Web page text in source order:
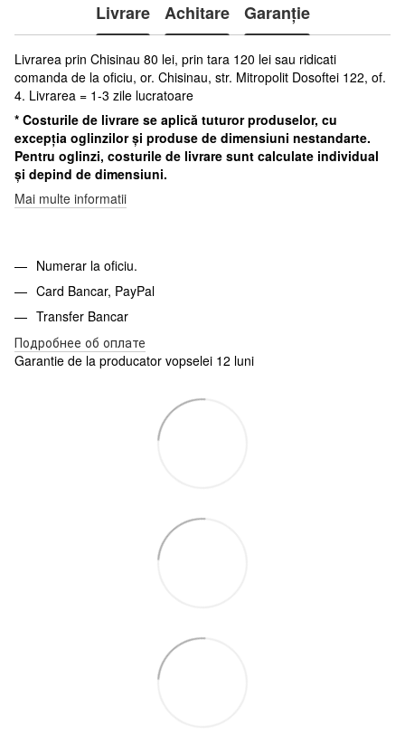
Livrare Achitare Garanție
Livrarea prin Chisinau 80 lei, prin tara 120 lei sau ridicati
comanda de la oficiu, or. Chisinau, str. Mitropolit Dosoftei 122, of.
4. Livrarea = 1-3 zile lucratoare
* Costurile de livrare se aplică tuturor produselor, cu
excepția oglinzilor și produse de dimensiuni nestandarte.
Pentru oglinzi, costurile de livrare sunt calculate individual
și depind de dimensiuni.
Mai multe informatii
Numerar la oficiu.
Card Bancar, PayPal
Transfer Bancar
Подробнее об оплате
Garantie de la producator vopselei 12 luni